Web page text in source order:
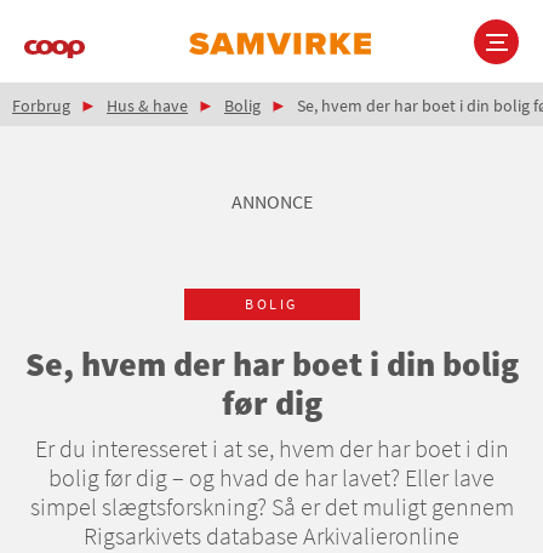
Main
Brødkrumme
Forbrug Hus & have Bolig Se, hvem der har boet i din bolig
ANNONCE
BOLIG
Se, hvem der har boet i din bolig
før dig
Er du interesseret i at se, hvem der har boet i din
bolig før dig – og hvad de har lavet? Eller lave
simpel slægtsforskning? Så er det muligt gennem
Rigsarkivets database Arkivalieronline